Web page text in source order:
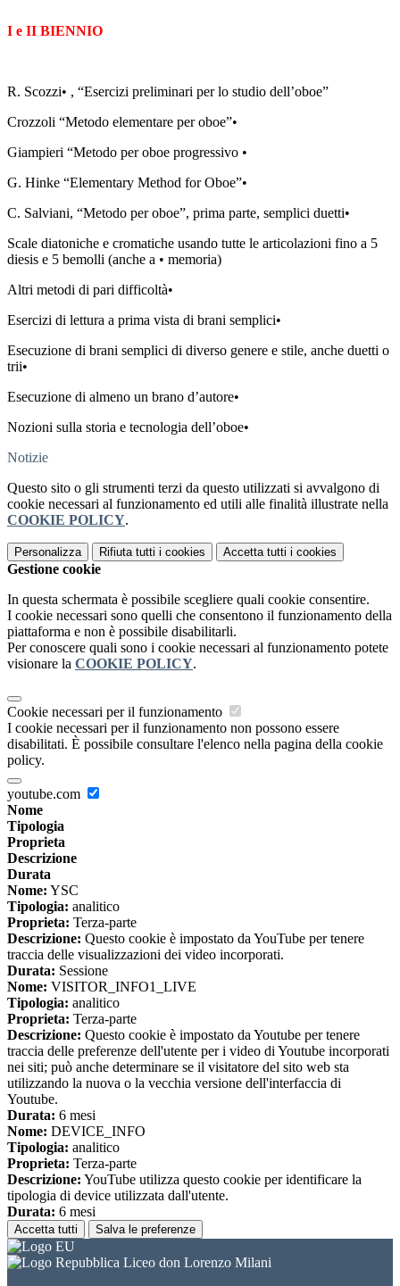
I e II BIENNIO
R. Scozzi• , “Esercizi preliminari per lo studio dell’oboe”
Crozzoli “Metodo elementare per oboe”•
Giampieri “Metodo per oboe progressivo •
G. Hinke “Elementary Method for Oboe”•
C. Salviani, “Metodo per oboe”, prima parte, semplici duetti•
Scale diatoniche e cromatiche usando tutte le articolazioni fino a 5
diesis e 5 bemolli (anche a • memoria)
Altri metodi di pari difficoltà•
Esercizi di lettura a prima vista di brani semplici•
Esecuzione di brani semplici di diverso genere e stile, anche duetti o
trii•
Esecuzione di almeno un brano d’autore•
Nozioni sulla storia e tecnologia dell’oboe•
Notizie
Questo sito o gli strumenti terzi da questo utilizzati si avvalgono di
cookie necessari al funzionamento ed utili alle finalità illustrate nella
COOKIE POLICY.
Personalizza Rifiuta tutti i cookies Accetta tutti i cookies
Gestione cookie
In questa schermata è possibile scegliere quali cookie consentire.
I cookie necessari sono quelli che consentono il funzionamento della
piattaforma e non è possibile disabilitarli.
Per conoscere quali sono i cookie necessari al funzionamento potete
visionare la COOKIE POLICY.
Cookie necessari per il funzionamento
I cookie necessari per il funzionamento non possono essere
disabilitati. È possibile consultare l'elenco nella pagina della cookie
policy.
youtube.com
Nome
Tipologia
Proprieta
Descrizione
Durata
Nome: YSC
Tipologia: analitico
Proprieta: Terza-parte
Descrizione: Questo cookie è impostato da YouTube per tenere
traccia delle visualizzazioni dei video incorporati.
Durata: Sessione
Nome: VISITOR_INFO1_LIVE
Tipologia: analitico
Proprieta: Terza-parte
Descrizione: Questo cookie è impostato da Youtube per tenere
traccia delle preferenze dell'utente per i video di Youtube incorporati
nei siti; può anche determinare se il visitatore del sito web sta
utilizzando la nuova o la vecchia versione dell'interfaccia di
Youtube.
Durata: 6 mesi
Nome: DEVICE_INFO
Tipologia: analitico
Proprieta: Terza-parte
Descrizione: YouTube utilizza questo cookie per identificare la
tipologia di device utilizzata dall'utente.
Durata: 6 mesi
Accetta tutti Salva le preferenze
Liceo don Lorenzo Milani